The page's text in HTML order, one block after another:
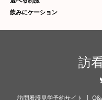
飲みにケーション
訪
訪問看護見学予約サイト